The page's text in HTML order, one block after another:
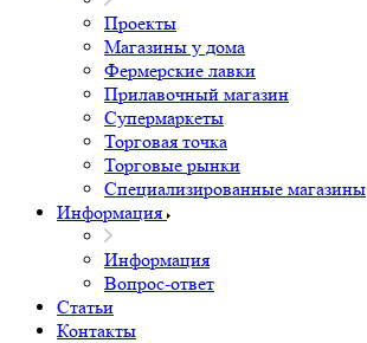
Проекты
Магазины у дома
Фермерские лавки
Прилавочный магазин
Супермаркеты
Торговая точка
Торговые рынки
Специализированные магазины
Информация
Информация
Вопрос-ответ
Статьи
Контакты